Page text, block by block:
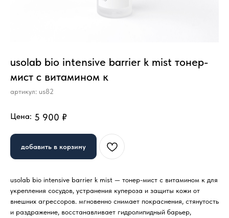
usolab bio intensive barrier k mist тонер-
мист с витамином к
артикул: us82
Цена: 5 900 ₽
добавить в корзину
usolab bio intensive barrier k mist — тонер-мист с витамином к для
укрепления сосудов, устранения купероза и защиты кожи от
внешних агрессоров. мгновенно снимает покраснения, стянутость
и раздражение, восстанавливает гидролипидный барьер,